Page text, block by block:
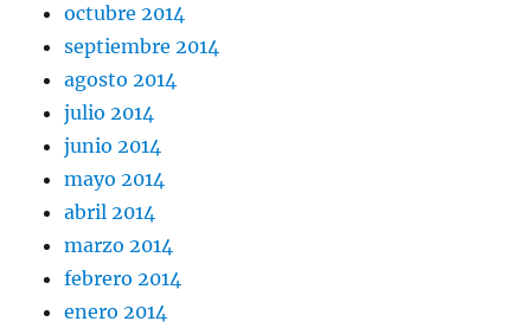
octubre 2014
septiembre 2014
agosto 2014
julio 2014
junio 2014
mayo 2014
abril 2014
marzo 2014
febrero 2014
enero 2014